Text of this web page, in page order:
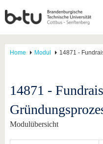
Home Modul 14871 -
14871 -
Modulübersicht